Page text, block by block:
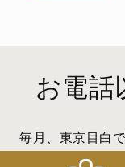
お電話
毎月、東京目白